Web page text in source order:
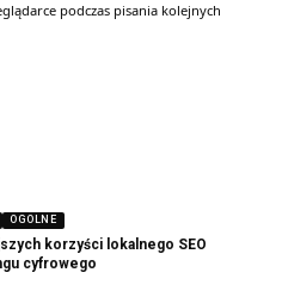
podczas pisania kolejnych
OGOLNE
korzyści lokalnego SEO
cyfrowego